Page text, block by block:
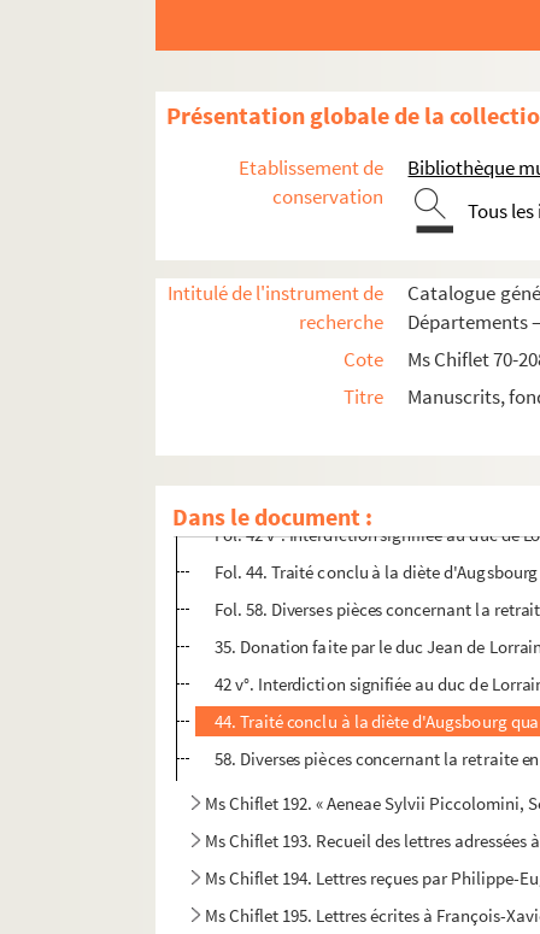
Présentation globale de la
Etablissement de
conservation
Bibliothèque
Tous
Intitulé de l'instrument de
recherche
Catalogue
Départements
Cote
Ms Chiflet 70-
Titre
Manuscrits,
Dans le document :
Ms Chiflet 181. « Informatio perfecti oratoris
Ms Chiflet 183. « Lecture spirituelle », par
Ms Chiflet 184. « Description de la comté
Ms Chiflet 185. Nobiliaire de Franche-Comté,
Ms Chiflet 186. Armorial des Pays-Bas, par
Ms Chiflet 187-188. « Papiers concernans
Ms Chiflet 190. « Patrocinii reorum capitis
Ms Chiflet 191. « Monita politica ad
Fol. 42 v°. Interdiction signifiée au duc de
Fol. 44. Traité conclu à la diète
Fol. 58. Diverses pièces concernant la
35. Donation faite par le duc Jean de
42 v°. Interdiction signifiée au duc de
44. Traité conclu à la diète d'Augsbourg
58. Diverses pièces concernant la retraite
Ms Chiflet 192. « Aeneae Sylvii Piccolomini,
Ms Chiflet 193. Recueil des lettres
Ms Chiflet 194. Lettres reçues par Philippe-
Ms Chiflet 195. Lettres écrites à François-